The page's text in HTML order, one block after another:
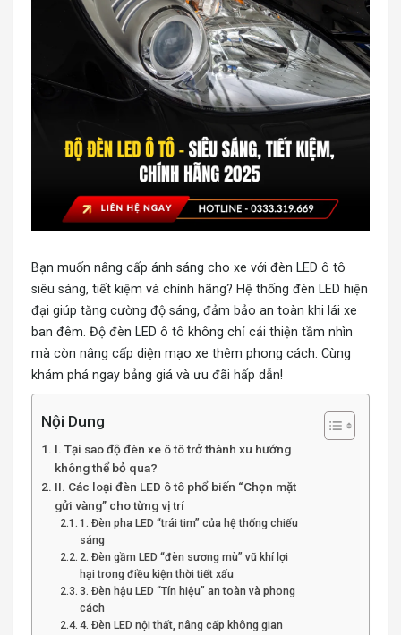
Bạn muốn nâng cấp ánh sáng cho xe với đèn LED ô tô
siêu sáng, tiết kiệm và chính hãng? Hệ thống đèn LED hiện
đại giúp tăng cường độ sáng, đảm bảo an toàn khi lái xe
ban đêm. Độ đèn LED ô tô không chỉ cải thiện tầm nhìn
mà còn nâng cấp diện mạo xe thêm phong cách. Cùng
khám phá ngay bảng giá và ưu đãi hấp dẫn!
Nội Dung
I. Tại sao độ đèn xe ô tô trở thành xu hướng
không thể bỏ qua?
II. Các loại đèn LED ô tô phổ biến “Chọn mặt
gửi vàng” cho từng vị trí
1. Đèn pha LED “trái tim” của hệ thống chiếu
sáng
2. Đèn gầm LED “đèn sương mù” vũ khí lợi
hại trong điều kiện thời tiết xấu
3. Đèn hậu LED “Tín hiệu” an toàn và phong
cách
4. Đèn LED nội thất, nâng cấp không gian